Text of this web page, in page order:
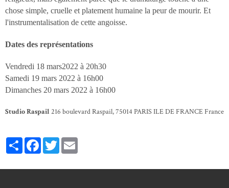
chose simple, cruelle et platement humaine la peur de mourir. Et
l'instrumentalisation de cette angoisse.
Dates des représentations
Vendredi 18 mars2022 à 20h30
Samedi 19 mars 2022 à 16h00
Dimanches 20 mars 2022 à 16h00
Studio Raspail 216 boulevard Raspail, 75014 PARIS ILE DE FRANCE France
PartagerFacebookTwitter